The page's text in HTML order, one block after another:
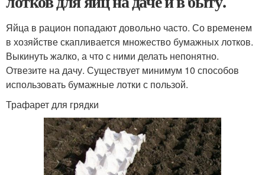
Яйца в рацион попадают довольно часто. Со временем
в хозяйстве скапливается множество бумажных лотков.
Выкинуть жалко, а что с ними делать непонятно.
Отвезите на дачу. Существует минимум 10 способов
использовать бумажные лотки с пользой.
Трафарет для грядки